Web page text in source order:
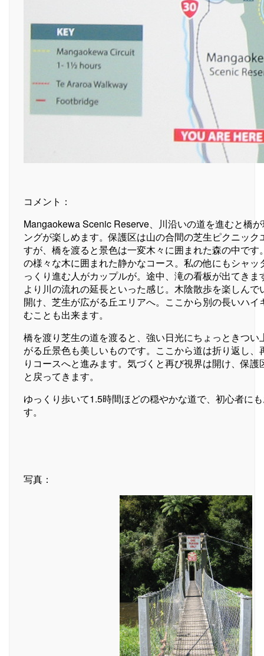
コメント：
Mangaokewa Scenic Reserve、川沿いの道を進むと橋
ングが楽しめます。保護区は山の合間の芝生ピクニック
すが、橋を渡ると景色は一変木々に囲まれた森の中です
の様々な木に囲まれた静かなコース。私の他にもシャッ
っくり進む人がカップルが。途中、滝の看板が出てきま
より川の流れの延長といった感じ。木陰散歩を楽しんで
開け、芝生が広がる丘エリアへ。ここから別の長いハイ
むことも出来ます。
橋を渡り芝生の道を渡ると、強い日光にちょっときつい
がる丘景色も美しいものです。ここから道は折り返し、
りコースへと進みます。気づくと再び視界は開け、保護
と戻ってきます。
ゆっくり歩いて1.5時間ほどの穏やかな道で、初心者に
す。
写真：